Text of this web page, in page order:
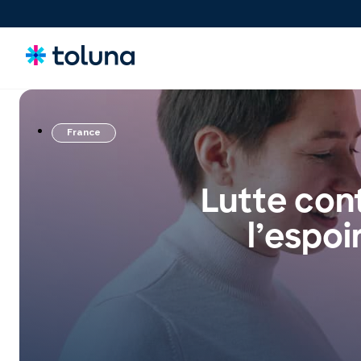
Consommateurs
Comprenez les personnes et les forces du marché qui
stimulent la croissance et identifiez les besoins qui
influencent les décisions.
Évaluez, affinez et validez des concepts et des claims pour
lancer des innovations plus solides sur le marché en toute
France
Lutte